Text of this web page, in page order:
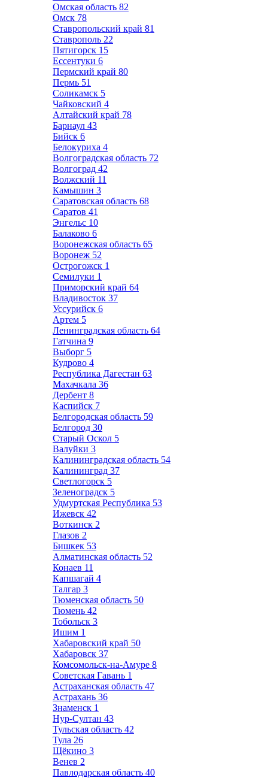
Омская область 82
Омск 78
Ставропольский край 81
Ставрополь 22
Пятигорск 15
Ессентуки 6
Пермский край 80
Пермь 51
Соликамск 5
Чайковский 4
Алтайский край 78
Барнаул 43
Бийск 6
Белокуриха 4
Волгоградская область 72
Волгоград 42
Волжский 11
Камышин 3
Саратовская область 68
Саратов 41
Энгельс 10
Балаково 6
Воронежская область 65
Воронеж 52
Острогожск 1
Семилуки 1
Приморский край 64
Владивосток 37
Уссурийск 6
Артем 5
Ленинградская область 64
Гатчина 9
Выборг 5
Кудрово 4
Республика Дагестан 63
Махачкала 36
Дербент 8
Каспийск 7
Белгородская область 59
Белгород 30
Старый Оскол 5
Валуйки 3
Калининградская область 54
Калининград 37
Светлогорск 5
Зеленоградск 5
Удмуртская Республика 53
Ижевск 42
Воткинск 2
Глазов 2
Бишкек 53
Алматинская область 52
Конаев 11
Капшагай 4
Талгар 3
Тюменская область 50
Тюмень 42
Тобольск 3
Ишим 1
Хабаровский край 50
Хабаровск 37
Комсомольск-на-Амуре 8
Советская Гавань 1
Астраханская область 47
Астрахань 36
Знаменск 1
Нур-Султан 43
Тульская область 42
Тула 26
Щёкино 3
Венев 2
Павлодарская область 40